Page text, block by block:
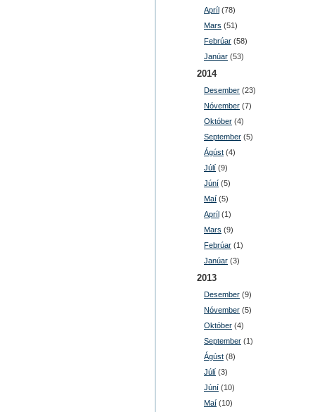
Apríl (78)
Mars (51)
Febrúar (58)
Janúar (53)
2014
Desember (23)
Nóvember (7)
Október (4)
September (5)
Ágúst (4)
Júlí (9)
Júní (5)
Maí (5)
Apríl (1)
Mars (9)
Febrúar (1)
Janúar (3)
2013
Desember (9)
Nóvember (5)
Október (4)
September (1)
Ágúst (8)
Júlí (3)
Júní (10)
Maí (10)